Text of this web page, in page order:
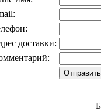
доставки: